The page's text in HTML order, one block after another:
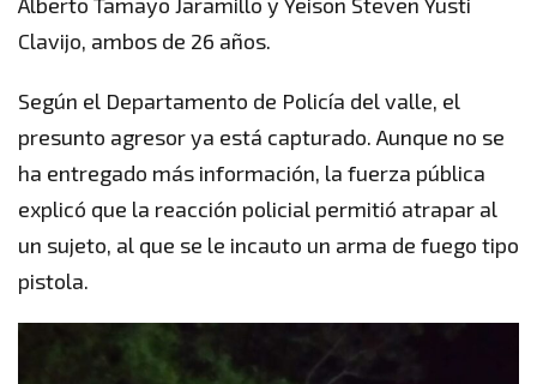
Alberto Tamayo Jaramillo y Yeison Steven Yusti
Clavijo, ambos de 26 años.
Según el Departamento de Policía del valle, el
presunto agresor ya está capturado. Aunque no se
ha entregado más información, la fuerza pública
explicó que la reacción policial permitió atrapar al
un sujeto, al que se le incauto un arma de fuego tipo
pistola.